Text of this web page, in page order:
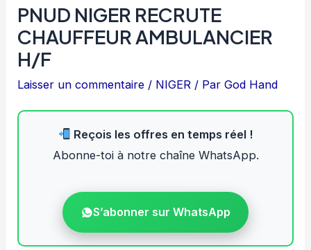
PNUD NIGER RECRUTE
CHAUFFEUR AMBULANCIER
H/F
Laisser un commentaire / NIGER / ParGod Hand
Reçois les offres en temps réel !
Abonne-toi à notre chaîne WhatsApp.
S’abonner sur WhatsApp